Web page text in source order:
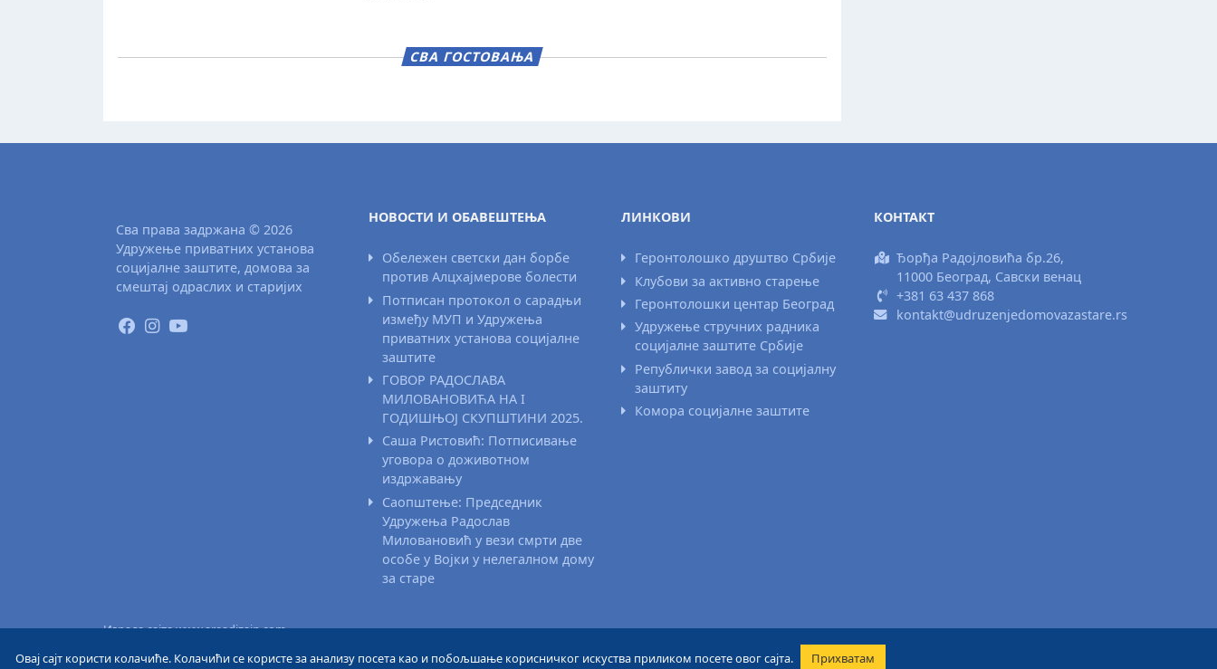
СВА ГОСТОВАЊА
Сва права задржана © 2026
Удружење приватних установа
социјалне заштите, домова за
смештај одраслих и старијих
НОВОСТИ И ОБАВЕШТЕЊА
Обележен светски дан борбе
против Алцхајмерове болести
Потписан протокол о сарадњи
између МУП и Удружења
приватних установа социјалне
заштите
ГОВОР РАДОСЛАВА
МИЛОВАНОВИЋА НА I
ГОДИШЊОЈ СКУПШТИНИ 2025.
Саша Ристовић: Потписивање
уговора о доживотном
издржавању
Саопштење: Председник
Удружења Радослав
Миловановић у вези смрти две
особе у Војки у нелегалном дому
за старе
ЛИНКОВИ
Геронтолошко друштво Србије
Клубови за активно старење
Геронтолошки центар Београд
Удружење стручних радника
социјалне заштите Србије
Републички завод за социјалну
заштиту
Комора социјалне заштите
КОНТАКТ
Ђорђа Радојловића бр.26,
11000 Београд, Савски венац
+381 63 437 868
kontakt@udruzenjedomovazastare.rs
Израда сајта www.areadizajn.com
Овај сајт користи колачиће. Колачићи се користе за анализу посета као и побољшање корисничког искуства приликом посете овог сајта.
Прихватам